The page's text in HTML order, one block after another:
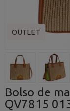
OUTLET
Bolso de
QV7815